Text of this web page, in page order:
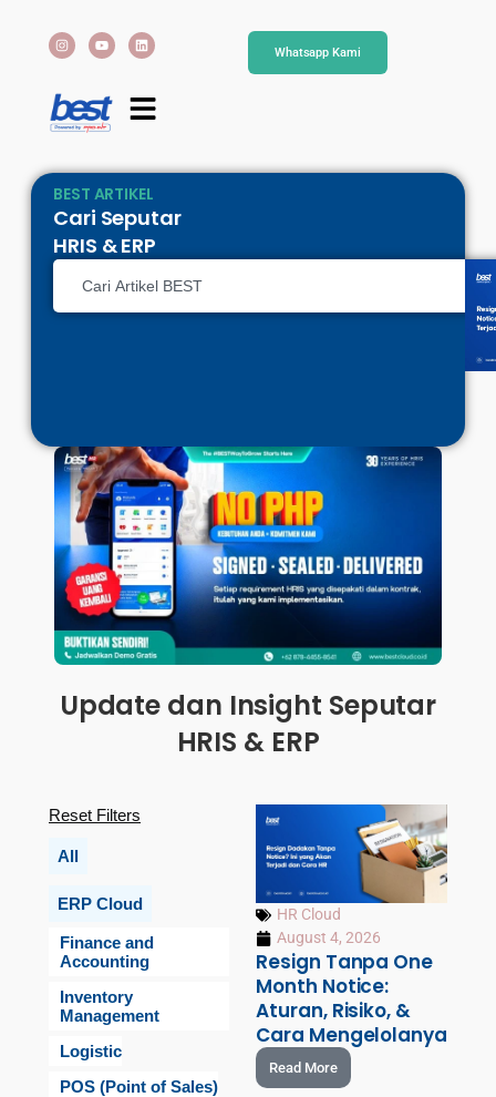
Whatsapp Kami
BEST ARTIKEL
Cari Seputar
HRIS & ERP
Update dan Insight Seputar
HRIS & ERP
All
ERP Cloud
Finance and
Accounting
Inventory
Management
Logistic
POS (Point of Sales)
Reset Filters
HR Cloud
August 4, 2026
Resign Tanpa One
Month Notice:
Aturan, Risiko, &
Cara Mengelolanya
Read More